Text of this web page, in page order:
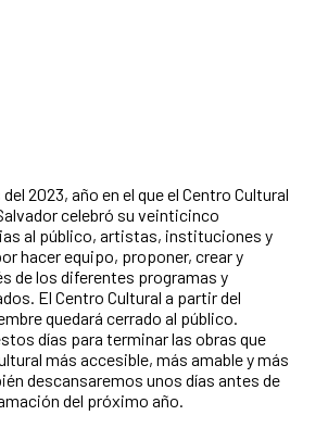
2023, año en el que el Centro Cultural
celebró su veinticinco
al público, artistas, instituciones y
hacer equipo, proponer, crear y
de los diferentes programas y
El Centro Cultural a partir del
quedará cerrado al público.
días para terminar las obras que
más accesible, más amable y más
descansaremos unos días antes de
del próximo año.